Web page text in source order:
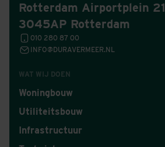
WAT WIJ DOEN
Woningbouw
Utiliteitsbouw
Infrastructuur
Rotterdam Airportplein 21
3045AP Rotterdam
010 280 87 00
INFO@DURAVERMEER.NL